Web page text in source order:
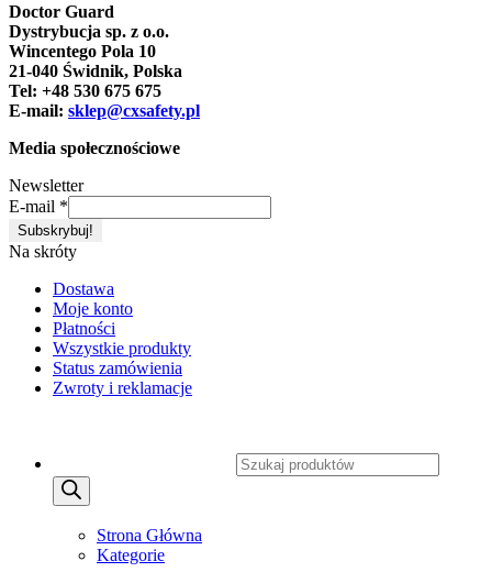
Doctor Guard
Dystrybucja sp. z o.o.
Wincentego Pola 10
21-040 Świdnik, Polska
Tel: +48 530 675 675
E-mail: sklep@cxsafety.pl
Media społecznościowe
Newsletter
E-mail *
Na skróty
Dostawa
Moje konto
Płatności
Wszystkie produkty
Status zamówienia
Zwroty i reklamacje
Strona Główna
Kategorie